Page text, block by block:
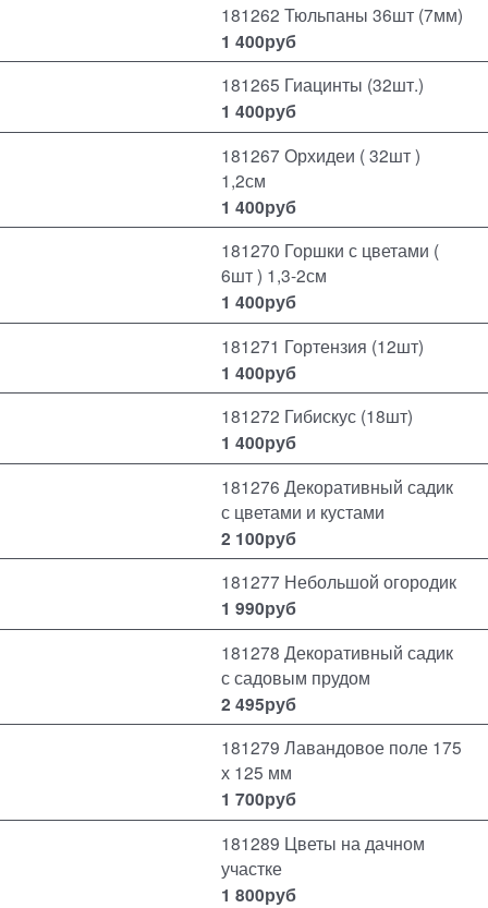
181262 Тюльпаны 36шт (7мм)
1 400руб
181265 Гиацинты (32шт.)
1 400руб
181267 Орхидеи ( 32шт )
1,2см
1 400руб
181270 Горшки с цветами (
6шт ) 1,3-2см
1 400руб
181271 Гортензия (12шт)
1 400руб
181272 Гибискус (18шт)
1 400руб
181276 Декоративный садик
с цветами и кустами
2 100руб
181277 Небольшой огородик
1 990руб
181278 Декоративный садик
с садовым прудом
2 495руб
181279 Лавандовое поле 175
х 125 мм
1 700руб
181289 Цветы на дачном
участке
1 800руб